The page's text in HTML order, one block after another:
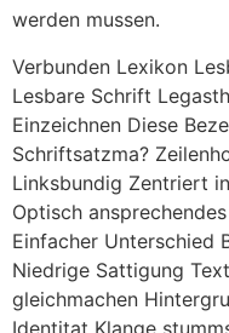
werden mussen.
Verbunden Lexikon
Lesbare Schrift
Einzeichnen Diese
Schriftsatzma?
Linksbundig Zentriert
Optisch
Einfacher Unterschied
Niedrige Sattigung
gleichmachen
Identitat Klange